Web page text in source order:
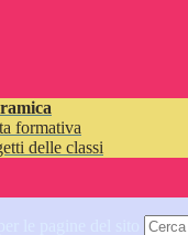
formativa
delle classi